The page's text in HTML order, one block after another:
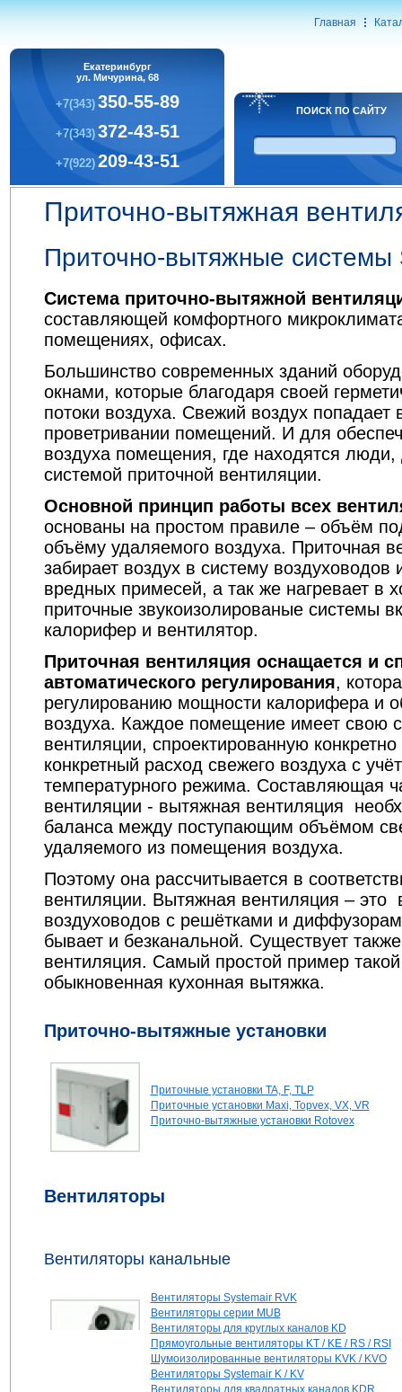
Главная
Екатеринбург
ул. Мичурина, 68
+7(343) 350-55-89
+7(343) 372-43-51
+7(922) 209-43-51
ПОИСК ПО САЙТУ
Приточно-вытяжная
Приточно-вытяжные системы
Система приточно-вытяжной
составляющей комфортного
помещениях, офисах.
Большинство современных зданий
окнами, которые благодаря своей
потоки воздуха. Свежий воздух
проветривании помещений. И для
воздуха помещения, где находятся
системой приточной вентиляции.
Основной принцип работы всех
основаны на простом правиле – объём
объёму удаляемого воздуха. Приточная
забирает воздух в систему
вредных примесей, а так же нагревает в
приточные звукоизолированые системы
калорифер и вентилятор.
Приточная вентиляция оснащается и
автоматического регулирования,
регулированию мощности калорифера и
воздуха. Каждое помещение имеет свою
вентиляции, спроектированную
конкретный расход свежего воздуха с
температурного режима. Составляющая
вентиляции - вытяжная вентиляция
баланса между поступающим объёмом
удаляемого из помещения воздуха.
Поэтому она рассчитывается в
вентиляции. Вытяжная вентиляция – это
воздуховодов с решётками и
бывает и безканальной. Существует
вентиляция. Самый простой пример
обыкновенная кухонная вытяжка.
Приточно-вытяжные установки
Приточные установки TA, F, TLP
Приточные установки Maxi, Topvex, VX, VR
Приточно-вытяжные установки Rotovex
Вентиляторы
Вентиляторы канальные
Вентиляторы Systemair RVK
Вентиляторы серии MUB
Вентиляторы для круглых каналов KD
Прямоугольные вентиляторы KT / KE / RS / RSI
Шумоизолированные вентиляторы KVK / KVO
Вентиляторы Systemair K / KV
Вентиляторы для квадратных каналов KDR